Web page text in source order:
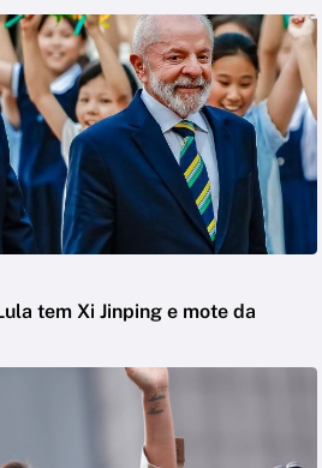
tem Xi Jinping e mote da